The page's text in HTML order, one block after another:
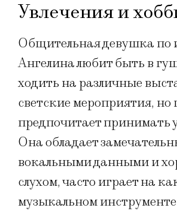
Увлечения и
Общительная девушка по
Ангелина любит быть в
ходить на различные
светские мероприятия, но
предпочитает принимать
Она обладает
вокальными данными и
слухом, часто играет на
музыкальном